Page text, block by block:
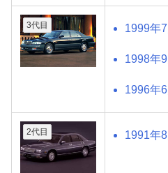
3代目 1999年
1998年
1996年
2代目 1991年